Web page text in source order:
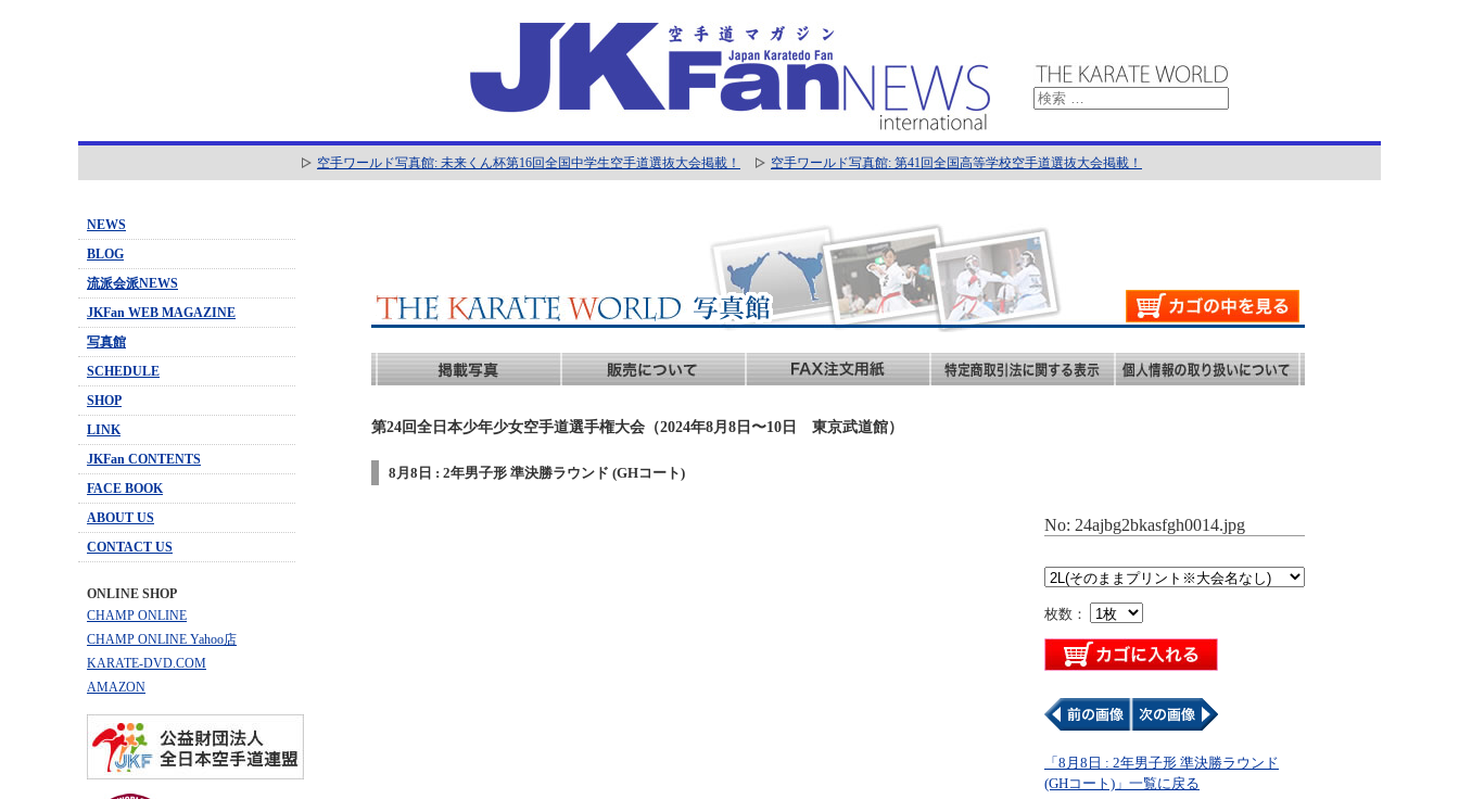
空手ワールド写真館: 未来くん杯第16回全国中学生空手道選抜大会掲載！ 空手ワールド写真館: 第41回全国高等学校空手道選抜大会掲載！
NEWS
BLOG
流派会派NEWS
JKFan WEB MAGAZINE
写真館
SCHEDULE
SHOP
LINK
JKFan CONTENTS
FACE BOOK
ABOUT US
CONTACT US
ONLINE SHOP
CHAMP ONLINE
CHAMP ONLINE Yahoo店
KARATE-DVD.COM
AMAZON
第24回全日本少年少女空手道選手権大会（2024年8月8日〜10日 東京武道館）
8月8日 : 2年男子形 準決勝ラウンド (GHコート)
No: 24ajbg2bkasfgh0014.jpg
枚数：
「8月8日 : 2年男子形 準決勝ラウンド
(GHコート)」一覧に戻る